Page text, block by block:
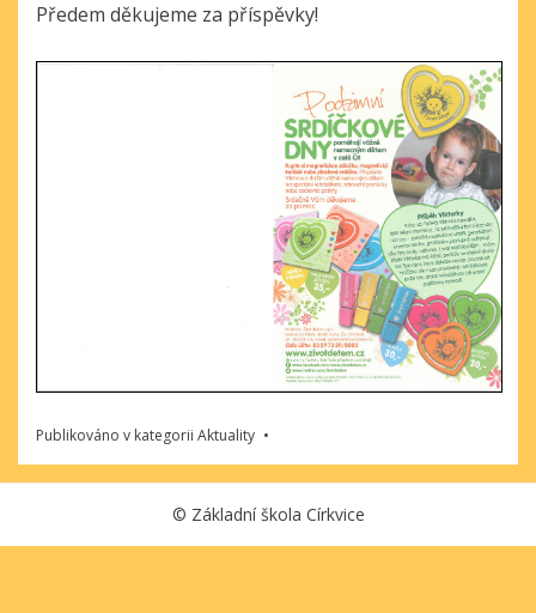
Předem děkujeme za příspěvky!
Publikováno v kategorii Aktuality
© Základní škola Církvice